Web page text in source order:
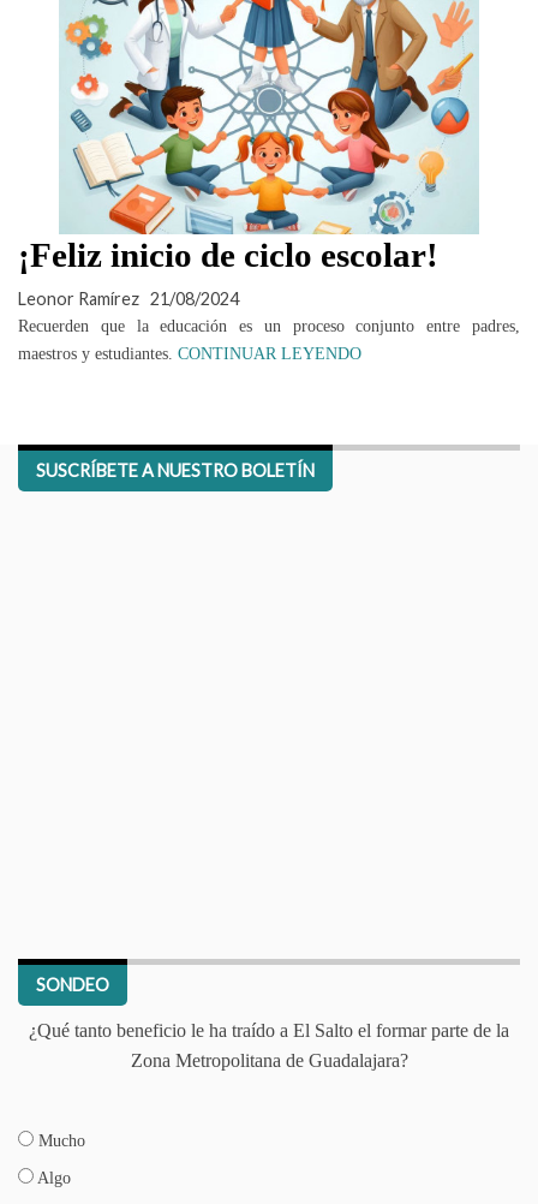
¡Feliz inicio de ciclo escolar!
Leonor Ramírez 21/08/2024
Recuerden que la educación es un proceso conjunto entre padres,
maestros y estudiantes. CONTINUAR LEYENDO
SUSCRÍBETE A NUESTRO BOLETÍN
SONDEO
¿Qué tanto beneficio le ha traído a El Salto el formar parte de la
Zona Metropolitana de Guadalajara?
Mucho
Algo